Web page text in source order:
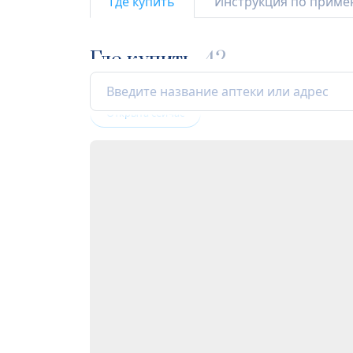
Где купить 42
Открыта сейчас